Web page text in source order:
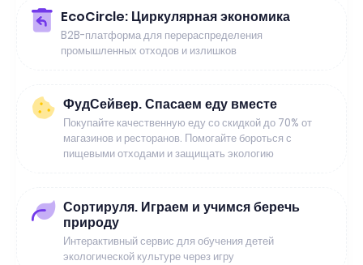
EcoCircle: Циркулярная экономика
B2B-платформа для перераспределения
промышленных отходов и излишков
ФудСейвер. Спасаем еду вместе
Покупайте качественную еду со скидкой до 70% от
магазинов и ресторанов. Помогайте бороться с
пищевыми отходами и защищать экологию
Сортируля. Играем и учимся беречь
природу
Интерактивный сервис для обучения детей
экологической культуре через игру